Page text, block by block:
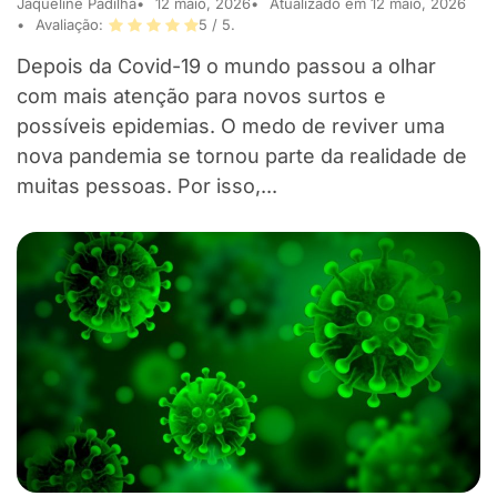
Avaliação:
5 / 5.
Depois da Covid-19 o mundo passou a olhar
com mais atenção para novos surtos e
possíveis epidemias. O medo de reviver uma
nova pandemia se tornou parte da realidade de
muitas pessoas. Por isso,...